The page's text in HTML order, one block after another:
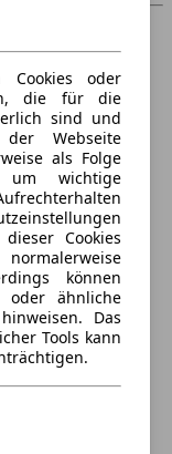
oder
die für die
sind und
Webseite
als Folge
um wichtige
Cookies
können
oder ähnliche
Das
Tools kann